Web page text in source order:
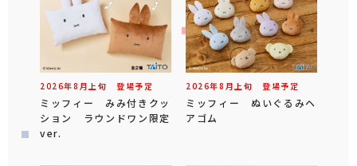
2026年8 月 上旬 登場予定
ミッフィー みみ付きクッ
ション ラウンドワン限定
ver.
2026年8 月 上旬 登場予定
ミッフィー ぬいぐるみヘ
アゴム